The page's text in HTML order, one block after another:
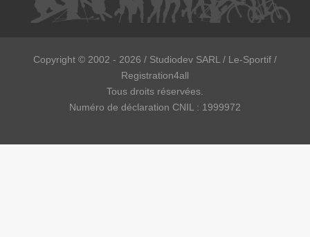
Copyright © 2002 - 2026 / Studiodev SARL / Le-Sportif /
Registration4all
Tous droits réservées.
Numéro de déclaration CNIL : 1999972